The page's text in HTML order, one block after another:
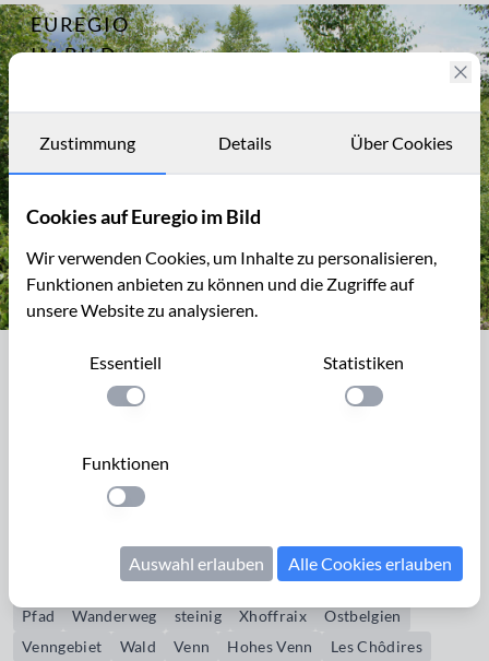
EUREGIO
IM BILD
Archiv
Kontakt
Archiv 8148
Wanderweg im Hohen Venn bei
Xhoffraix
einem gelben Kreuz markiert.
Bildrechte erwerben
Pfad Wanderweg steinig Xhoffraix
Ostbelgien
Venngebiet
Wald Venn Hohes Venn
Les Chôdires
Zustimmung Details Über Cookies
Cookies auf Euregio im Bild
Wir verwenden Cookies, um Inhalte zu personalisieren,
Funktionen anbieten zu können und die Zugriffe auf
unsere Website zu analysieren.
Essentiell
Einstellung anwenden
Statistiken
Einstellung
Funktionen
Einstellung anwenden
Auswahl erlauben Alle Cookies erlauben